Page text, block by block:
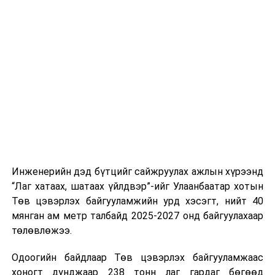
Инженерийн дэд бүтцийг сайжруулах ажлын хүрээнд
“Лаг хатаах, шатаах үйлдвэр”-ийг Улаанбаатар хотын
Төв цэвэрлэх байгууламжийн урд хэсэгт, нийт 40
мянган ам метр талбайд 2025-2027 онд байгуулахаар
төлөвлөжээ.
Одоогийн байдлаар Төв цэвэрлэх байгууламжаас
хоногт дунджаар 238 тонн лаг гардаг бөгөөд